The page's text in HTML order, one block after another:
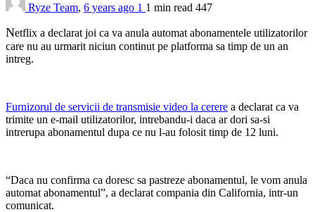
Ryze Team, 6 years ago 1 1 min read 447
Netflix a declarat joi ca va anula automat abonamentele utilizatorilor
care nu au urmarit niciun continut pe platforma sa timp de un an
intreg.
Furnizorul de servicii de transmisie video la cerere a declarat ca va
trimite un e-mail utilizatorilor, intrebandu-i daca ar dori sa-si
intrerupa abonamentul dupa ce nu l-au folosit timp de 12 luni.
“Daca nu confirma ca doresc sa pastreze abonamentul, le vom anula
automat abonamentul”, a declarat compania din California, intr-un
comunicat.